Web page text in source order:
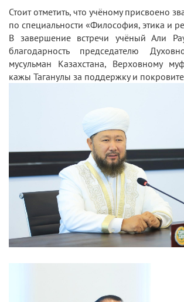
Стоит отметить, что учёному присвоено
по специальности «Философия, этика и
В завершение встречи учёный Али
благодарность председателю
мусульман Казахстана, Верховному
кажы Таганулы за поддержку и